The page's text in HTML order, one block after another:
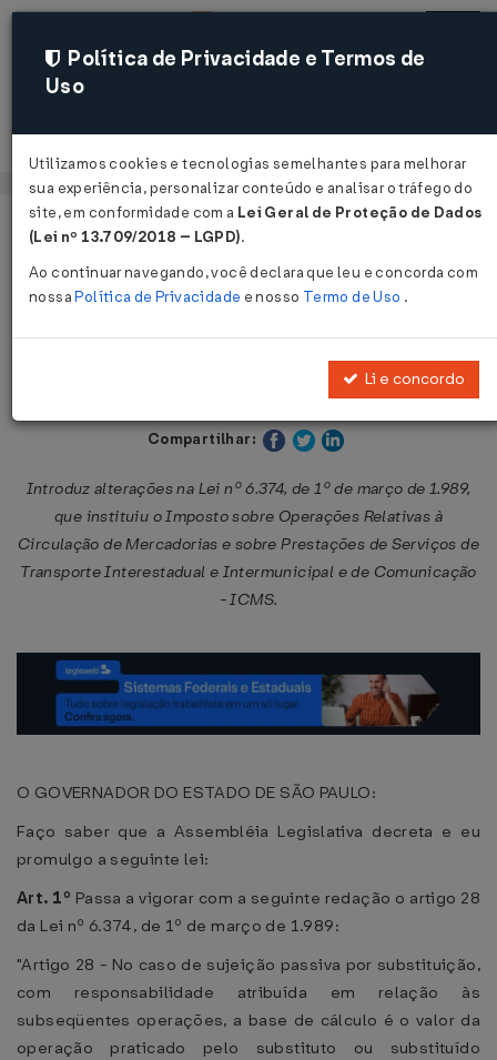
Acessar
Página Inicial Legislações
Lei Nº 9794 DE 30/09/1997
Publicado no DOE - SP em 1 out 1997
Compartilhar:
Introduz alterações na Lei nº 6.374, de 1º de março de 1.989,
que instituiu o Imposto sobre Operações Relativas à
Circulação de Mercadorias e sobre Prestações de Serviços de
Transporte Interestadual e Intermunicipal e de Comunicação
- ICMS.
O GOVERNADOR DO ESTADO DE SÃO PAULO:
Faço saber que a Assembléia Legislativa decreta e eu
promulgo a seguinte lei:
Art. 1º Passa a vigorar com a seguinte redação o artigo 28
da Lei nº 6.374, de 1º de março de 1.989:
"Artigo 28 - No caso de sujeição passiva por substituição,
com responsabilidade atribuída em relação às
subseqüentes operações, a base de cálculo é o valor da
operação praticado pelo substituto ou substituído
Política de Privacidade e Termos de
Uso
Utilizamos cookies e tecnologias semelhantes para melhorar
sua experiência, personalizar conteúdo e analisar o tráfego do
site, em conformidade com a Lei Geral de Proteção de Dados
(Lei nº 13.709/2018 – LGPD).
Ao continuar navegando, você declara que leu e concorda com
nossaPolítica de Privacidade e nosso Termo de Uso .
Li e concordo